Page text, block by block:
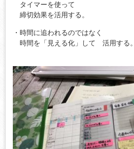
タイマーを使って
締切効果を活用する。
・時間に追われるのではなく
時間を「見える化」して 活用する。